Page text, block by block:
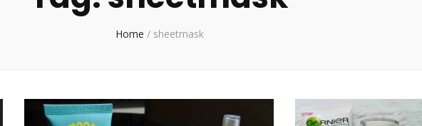
Home / sheetmask